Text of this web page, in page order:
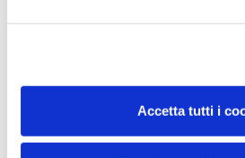
Accetta tutti i